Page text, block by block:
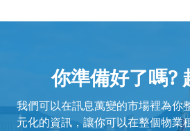
你準備好了嗎?
我們可以在訊息萬變的市場裡為你
元化的資訊，讓你可以在整個物業